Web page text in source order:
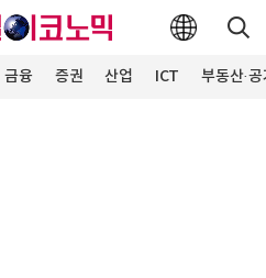
금융 증권 산업 ICT 부동산·